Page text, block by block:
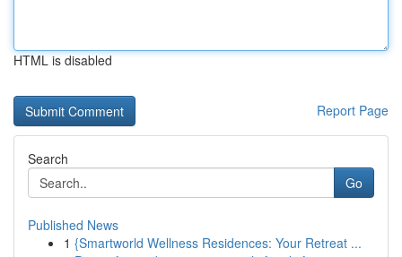
HTML is disabled
Report Page
Search
Go
Published News
1 {Smartworld Wellness Residences: Your Retreat ...